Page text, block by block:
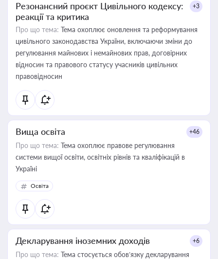
Резонансний проєкт Цивільного кодексу:
реакції та критика
+3
Про що тема: Тема охоплює оновлення та реформування
цивільного законодавства України, включаючи зміни до
регулювання майнових і немайнових прав, договірних
відносин та правового статусу учасників цивільних
правовідносин
Вища освіта +46
Про що тема: Тема охоплює правове регулювання
системи вищої освіти, освітніх рівнів та кваліфікацій в
Україні
Освіта
Декларування іноземних доходів +6
Про що тема: Тема стосується обов’язку декларування